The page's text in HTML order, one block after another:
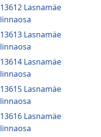
13612 Lasnamäe
linnaosa
13613 Lasnamäe
linnaosa
13614 Lasnamäe
linnaosa
13615 Lasnamäe
linnaosa
13616 Lasnamäe
linnaosa